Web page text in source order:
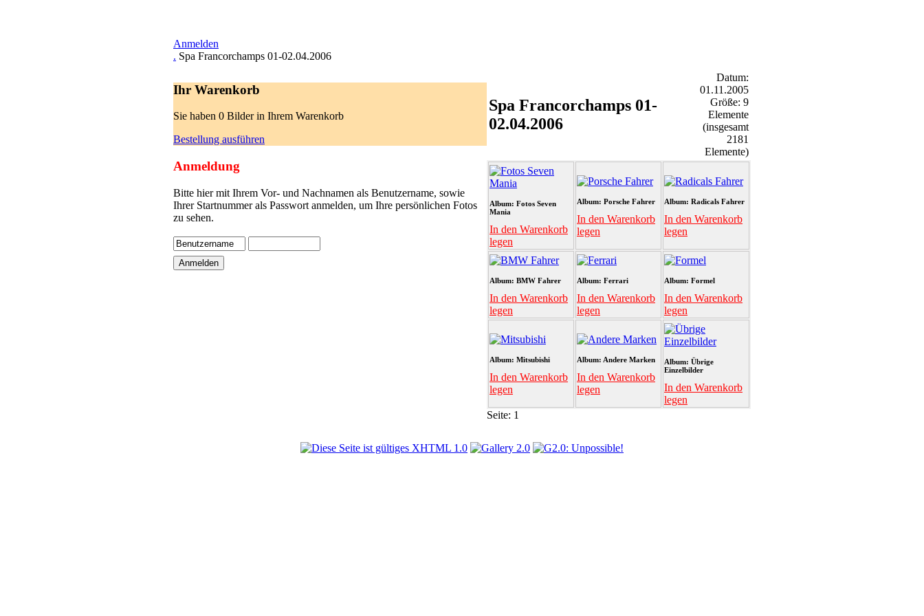
Anmelden
. Spa Francorchamps 01-02.04.2006
Ihr Warenkorb
Sie haben 0 Bilder in Ihrem Warenkorb
Bestellung ausführen
Anmeldung
Bitte hier mit Ihrem Vor- und Nachnamen als Benutzername, sowie
Ihrer Startnummer als Passwort anmelden, um Ihre persönlichen Fotos
zu sehen.
Spa Francorchamps 01-
02.04.2006
Datum:
01.11.2005
Größe: 9
Elemente
(insgesamt
2181
Elemente)
Album: Fotos Seven
Mania
In den Warenkorb
legen
Album: Porsche Fahrer
In den Warenkorb
legen
Album: Radicals Fahrer
In den Warenkorb
legen
Album: BMW Fahrer
In den Warenkorb
legen
Album: Ferrari
In den Warenkorb
legen
Album: Formel
In den Warenkorb
legen
Album: Mitsubishi
In den Warenkorb
legen
Album: Andere Marken
In den Warenkorb
legen
Album: Übrige
Einzelbilder
In den Warenkorb
legen
Seite: 1